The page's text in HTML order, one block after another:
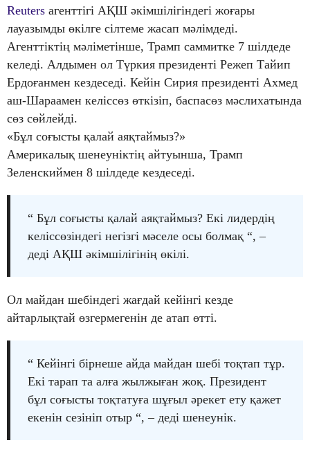
Reuters агенттігі АҚШ әкімшілігіндегі жоғары
лауазымды өкілге сілтеме жасап мәлімдеді.
Агенттіктің мәліметінше, Трамп саммитке 7 шілдеде
келеді. Алдымен ол Түркия президенті Режеп Тайип
Ердоғанмен кездеседі. Кейін Сирия президенті Ахмед
аш-Шараамен келіссөз өткізіп, баспасөз мәслихатында
сөз сөйлейді.
«Бұл соғысты қалай аяқтаймыз?»
Америкалық шенеуніктің айтуынша, Трамп
Зеленскиймен 8 шілдеде кездеседі.
“ Бұл соғысты қалай аяқтаймыз? Екі лидердің
келіссөзіндегі негізгі мәселе осы болмақ “, –
деді АҚШ әкімшілігінің өкілі.
Ол майдан шебіндегі жағдай кейінгі кезде
айтарлықтай өзгермегенін де атап өтті.
“ Кейінгі бірнеше айда майдан шебі тоқтап тұр.
Екі тарап та алға жылжыған жоқ. Президент
бұл соғысты тоқтатуға шұғыл әрекет ету қажет
екенін сезініп отыр “, – деді шенеунік.